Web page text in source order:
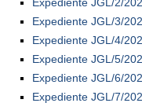
Expediente JGL/3/
Expediente JGL/4/
Expediente JGL/5/
Expediente JGL/6/
Expediente JGL/7/